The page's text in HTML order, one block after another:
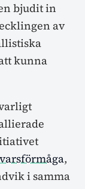
bjudit in
av
kunna
,
i samma